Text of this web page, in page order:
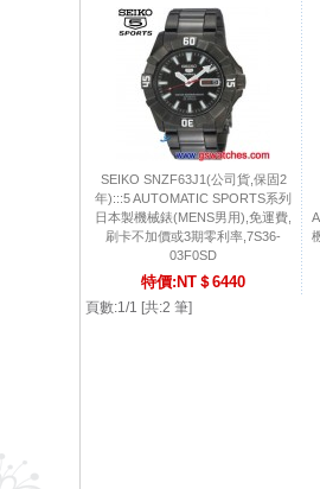
SEIKO SNZF63J1(公司貨,保固2
年):::5 AUTOMATIC SPORTS系列
日本製機械錶(MENS男用),免運費,
刷卡不加價或3期零利率,7S36-
03F0SD
特價:NT＄6440
頁數:1/1 [共:2 筆]